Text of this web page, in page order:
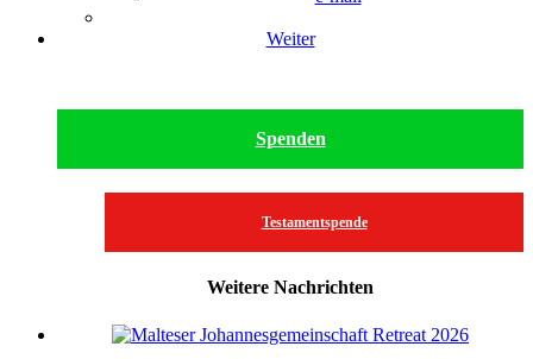
Weiter
Spenden
Testamentspende
Weitere Nachrichten